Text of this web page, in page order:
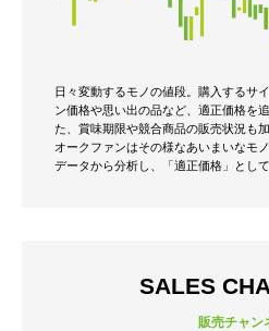
日々変動するモノの値段。 購入するサ
ン価格や思い出の品など、適正価格を
た、賞味期限や競合商品の販売状況も
オークファンはその様なあいまいなモ
データから分析し、「適正価格」として
SALES
販売チャン